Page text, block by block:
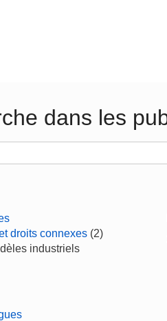
dans les
droits connexes (2)
industriels